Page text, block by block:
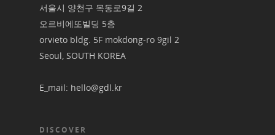
서울시 양천구 목동로9길 2
오르비에또빌딩 5층
orvieto bldg. 5F mokdong-ro 9gil 2
Seoul, SOUTH KOREA
E_mail: hello@gdl.kr
DISCOVER